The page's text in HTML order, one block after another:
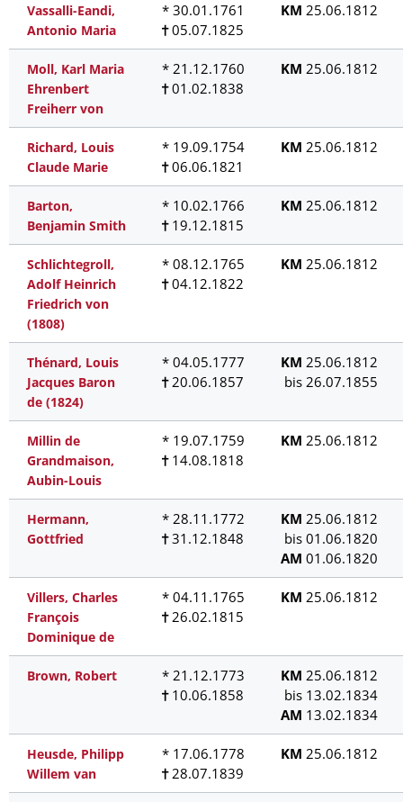
Vassalli-Eandi,
Antonio Maria
* 30.01.1761
05.07.1825
KM 25.06.1812
Moll, Karl Maria
Ehrenbert
Freiherr von
* 21.12.1760
01.02.1838
KM 25.06.1812
Richard, Louis
Claude Marie
* 19.09.1754
06.06.1821
KM 25.06.1812
Barton,
Benjamin Smith
* 10.02.1766
19.12.1815
KM 25.06.1812
Schlichtegroll,
Adolf Heinrich
Friedrich von
(1808)
* 08.12.1765
04.12.1822
KM 25.06.1812
Thénard, Louis
Jacques Baron
de (1824)
* 04.05.1777
20.06.1857
KM 25.06.1812
bis 26.07.1855
Millin de
Grandmaison,
Aubin-Louis
* 19.07.1759
14.08.1818
KM 25.06.1812
Hermann,
Gottfried
* 28.11.1772
31.12.1848
KM 25.06.1812
bis 01.06.1820
AM 01.06.1820
Villers, Charles
François
Dominique de
* 04.11.1765
26.02.1815
KM 25.06.1812
Brown, Robert
* 21.12.1773
10.06.1858
KM 25.06.1812
bis 13.02.1834
AM 13.02.1834
Heusde, Philipp
Willem van
* 17.06.1778
28.07.1839
KM 25.06.1812